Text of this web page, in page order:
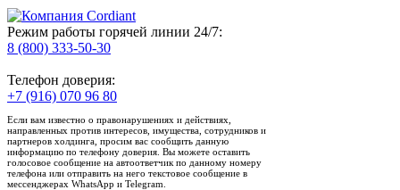
Режим работы горячей линии 24/7:
8 (800) 333-50-30
Телефон доверия:
+7 (916) 070 96 80
Если вам известно о правонарушениях и действиях,
направленных против интересов, имущества, сотрудников и
партнеров холдинга, просим вас сообщить данную
информацию по телефону доверия. Вы можете оставить
голосовое сообщение на автоответчик по данному номеру
телефона или отправить на него текстовое сообщение в
мессенджерах WhatsApp и Telegram.